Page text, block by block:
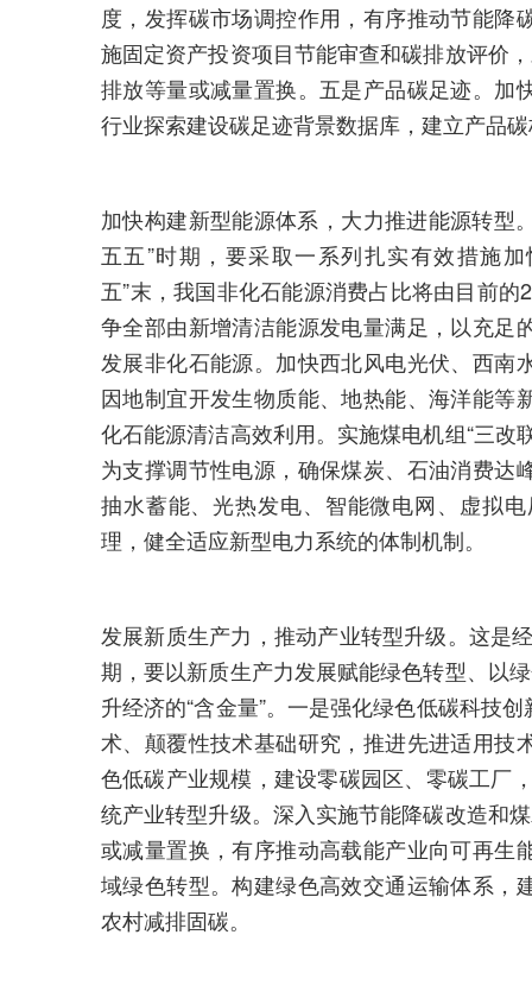
度，发挥碳市场调控作用，有序推动节能
施固定资产投资项目节能审查和碳排放评价
排放等量或减量置换。五是产品碳足迹。加
行业探索建设碳足迹背景数据库，建立产品
加快构建新型能源体系，大力推进能源转型
五五”时期，要采取一系列扎实有效措施
五”末，我国非化石能源消费占比将由目前
争全部由新增清洁能源发电量满足，以充足
发展非化石能源。加快西北风电光伏、西南
因地制宜开发生物质能、地热能、海洋能等
化石能源清洁高效利用。实施煤电机组“三
为支撑调节性电源，确保煤炭、石油消费达
抽水蓄能、光热发电、智能微电网、虚拟
理，健全适应新型电力系统的体制机制。
发展新质生产力，推动产业转型升级。这是
期，要以新质生产力发展赋能绿色转型、以
升经济的“含金量”。一是强化绿色低碳科技
术、颠覆性技术基础研究，推进先进适用技
色低碳产业规模，建设零碳园区、零碳工厂
统产业转型升级。深入实施节能降碳改造和
或减量置换，有序推动高载能产业向可再生
域绿色转型。构建绿色高效交通运输体系，
农村减排固碳。